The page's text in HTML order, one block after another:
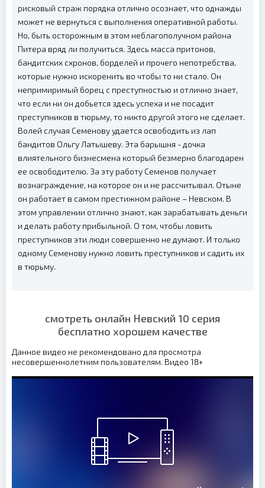
рисковый страж порядка отлично осознает, что однажды
может не вернуться с выполнения оперативной работы.
Но, быть осторожным в этом неблагополучном района
Питера вряд ли получиться. Здесь масса притонов,
бандитских схронов, борделей и прочего непотребства,
которые нужно искоренить во чтобы то ни стало. Он
непримиримый борец с преступностью и отлично знает,
что если ни он добьется здесь успеха и не посадит
преступников в тюрьму, то никто другой этого не сделает.
Волей случая Семенову удается освободить из лап
бандитов Ольгу Латышеву. Эта барышня - дочка
влиятельного бизнесмена который безмерно благодарен
ее освободителю. За эту работу Семенов получает
вознаграждение, на которое он и не рассчитывал. Отыне
он работает в самом престижном районе – Невском. В
этом управлении отлично знают, как зарабатывать деньги
и делать работу прибыльной. О том, чтобы ловить
преступников эти люди совершенно не думают. И только
одному Семенову нужно ловить преступников и садить их
в тюрьму.
смотреть онлайн Невский 10 серия
бесплатно хорошем качестве
Данное видео не рекомендовано для просмотра
несовершеннолетним пользователям. Видео 18+